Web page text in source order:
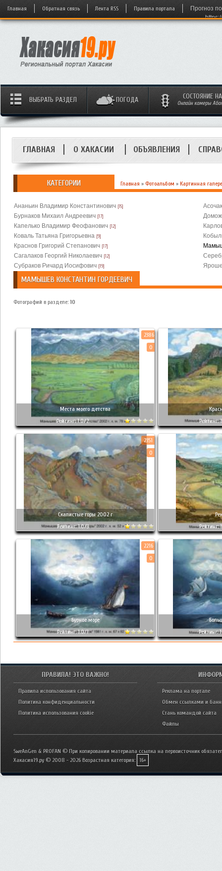
Главная Обратная связь Лента RSS Правила портала
Прогноз
ВЫБРАТЬ РАЗДЕЛ ПОГОДА СОСТОЯНИЕ
Онлайн камеры
ГЛАВНАЯ О ХАКАСИИ ОБЪЯВЛЕНИЯ
КАТЕГОРИИ Главная » Фотоальбом » Картинная
Ананьин Владимир Константинович [15]
Бурнаков Михаил Андреевич [17]
Капелько Владимир Феофанович [12]
Коваль Татьяна Григорьевна [9]
Краснов Григорий Степанович [17]
Сагалаков Георгий Николаевич [12]
Субраков Ричард Иосифович [19]
МАМЫШЕВ КОНСТАНТИН ГОРДЕЕВИЧ
Фотографий в разделе: 10
Места моего детства
Рейтинг: 1.0/2
2386
0
Рейтинг:
Скалистые горы 2002 г
Рейтинг: 1.0/3
2351
0
Рейтинг:
Бурное море
Рейтинг: 1.0/1
2216
0
Рейтинг:
ПРАВИЛА! ЭТО ВАЖНО!
Правила использования сайта
Политика конфиденциальности
Политика использования cookie
Реклама на портале
Обмен ссылками и
Стань командой сайта
Файлы
SweAnGen & PROFAN © При копировании материала ссылка на первоисточник
Хакасия19.ру © 2008 - 2026 Возрастная категория: 16+